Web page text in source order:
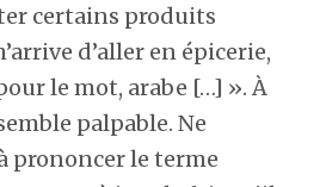
certains produits
d’aller en épicerie,
le mot, arabe […] ». À
palpable. Ne
prononcer le terme